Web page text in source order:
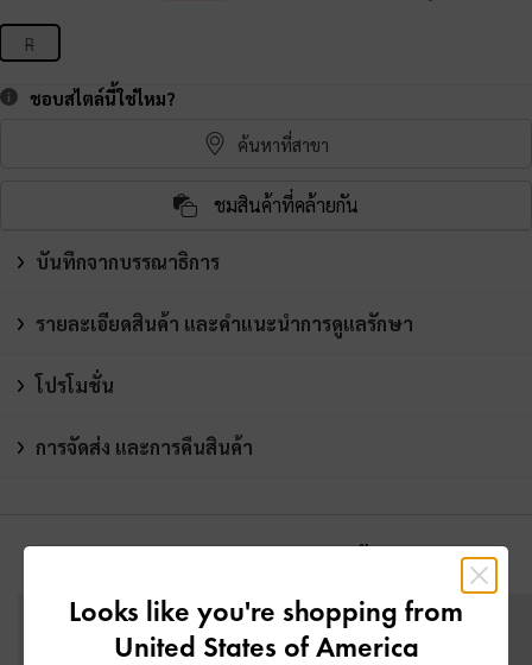
R
ชอบสไตล์นี้ใช่ไหม?
ค้นหาที่สาขา
ชมสินค้าที่คล้ายกัน
บันทึกจากบรรณาธิการ
รายละเอียดสินค้า และคำแนะนำการดูแลรักษา
โปรโมชั่น
การจัดส่ง และการคืนสินค้า
Looks like you're shopping from
United States of America